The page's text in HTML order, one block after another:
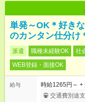
単発～OK＊好き
のカンタン仕分け
派遣 職種未経験OK 社
WEB登録・面接OK
給与
時給1265円～ +
交通費別途